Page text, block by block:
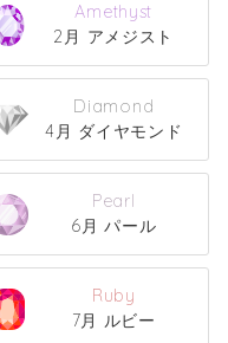
Amethyst
2月 アメジスト
Diamond
4月 ダイヤモンド
Pearl
6月 パール
Ruby
7月 ルビー